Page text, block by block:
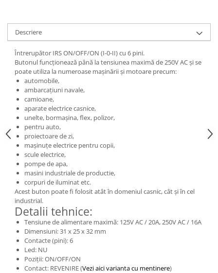
Cu 3 Roti
Cu 3 Roti fara Permis
Cu 4 Roti
Cu Pedale
Fara Permis
25 km/h
45 km/h
50 km/h
Chopper
Harley
⬇ MARCI
➔ Geeli
➔ RDB
➔ Volta
➔ Z-Tech
➔ Kuba
PIESE DE SCHIMB
Acceleratii
Baterii
Baterii 48V
Descriere
Întrerupător IRS ON/OFF/ON (I-0-II) cu 6 pini.
Butonul funcționează până la tensiunea maximă de 250V AC și se
poate utiliza la numeroase mașinării și motoare precum:
automobile,
ambarcațiuni navale,
camioane,
aparate electrice casnice,
unelte, bormașina, flex, polizor,
pentru auto,
proiectoare de zi,
mașinuțe electrice pentru copii,
scule electrice,
pompe de apa,
masini industriale de productie,
corpuri de iluminat etc.
Acest buton poate fi folosit atât în domeniul casnic, cât și în cel
industrial.
Detalii tehnice:
Tensiune de alimentare maximă: 125V AC / 20A, 250V AC / 16A
Dimensiuni: 31 x 25 x 32 mm
Contacte (pini): 6
Led: NU
Poziții: ON/OFF/ON
Contact: REVENIRE (Vezi aici varianta cu mentinere)